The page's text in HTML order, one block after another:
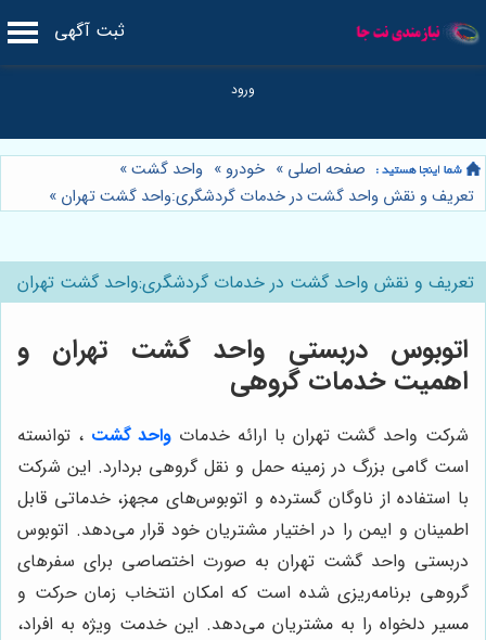
ثبت آگهی
صفحه اصلی » خودرو » واحد گشت»
تعریف و نقش واحد گشت در خدمات گردشگری:واحد گشت تهران »
تعریف و نقش واحد گشت در خدمات گردشگری:واحد گشت تهران
اتوبوس دربستی واحد گشت تهران و
اهمیت خدمات گروهی
شرکت واحد گشت تهران با ارائه خدمات واحد گشت ، توانسته
است گامی بزرگ در زمینه حمل و نقل گروهی بردارد. این شرکت
با استفاده از ناوگان گسترده و اتوبوس‌های مجهز، خدماتی قابل
اطمینان و ایمن را در اختیار مشتریان خود قرار می‌دهد. اتوبوس
دربستی واحد گشت تهران به صورت اختصاصی برای سفرهای
گروهی برنامه‌ریزی شده است که امکان انتخاب زمان حرکت و
مسیر دلخواه را به مشتریان می‌دهد. این خدمت ویژه به افراد،